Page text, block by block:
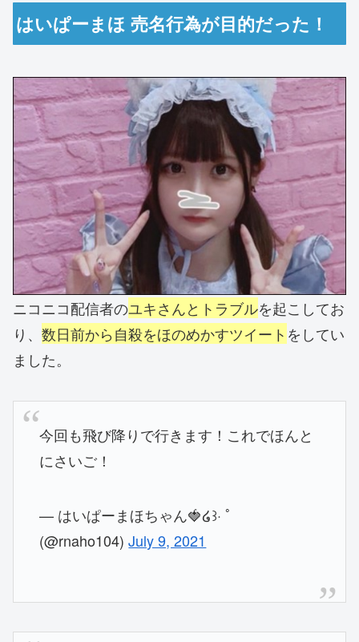
はいぱーまほ 売名行為が目的だった！
ニコニコ配信者のユキさんとトラブルを起こしてお
り、 数日前から自殺をほのめかすツイート をしてい
ました。
今回も飛び降りで行きます！これでほんと
にさいご！
— はいぱーまほちゃん🍓໒꒱· ﾟ
(@rnaho104)July 9, 2021